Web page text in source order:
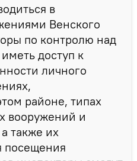
в
Венского
по контролю над
доступ к
личного
районе, типах
вооружений и
также их
посещения